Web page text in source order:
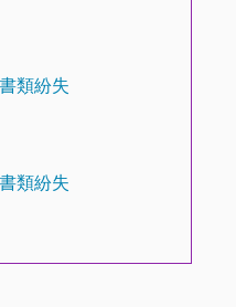
書類紛失
書類紛失